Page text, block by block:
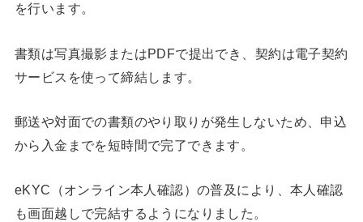
を行います。
書類は写真撮影またはPDFで提出でき、契約は電子契約
サービスを使って締結します。
郵送や対面での書類のやり取りが発生しないため、申込
から入金までを短時間で完了できます。
eKYC（オンライン本人確認）の普及により、本人確認
も画面越しで完結するようになりました。